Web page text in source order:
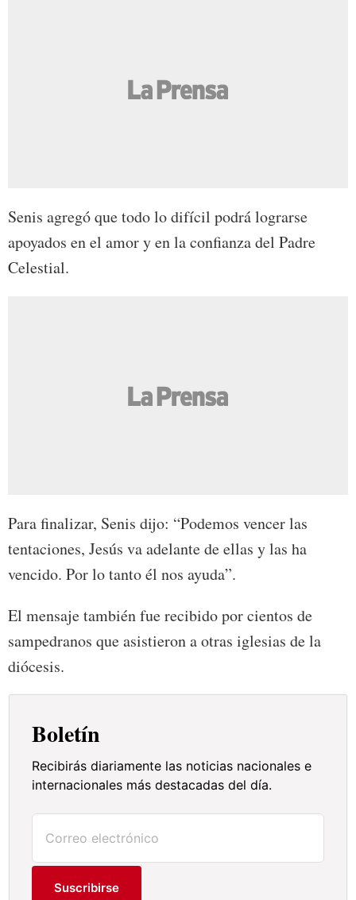
Senis agregó que todo lo difícil podrá lograrse
apoyados en el amor y en la confianza del Padre
Celestial.
Para finalizar, Senis dijo: “Podemos vencer las
tentaciones, Jesús va adelante de ellas y las ha
vencido. Por lo tanto él nos ayuda”.
El mensaje también fue recibido por cientos de
sampedranos que asistieron a otras iglesias de la
diócesis.
Boletín
Recibirás diariamente las noticias nacionales e
internacionales más destacadas del día.
Suscribirse